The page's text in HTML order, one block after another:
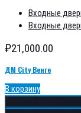
Входные
Входные
₽21,000.00
ДМ City Венге
В корзину